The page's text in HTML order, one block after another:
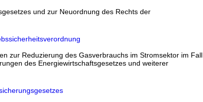
und zur Neuordnung des Rechts der
zur Reduzierung des Gasverbrauchs im Stromsektor im Fall
des Energiewirtschaftsgesetzes und weiterer